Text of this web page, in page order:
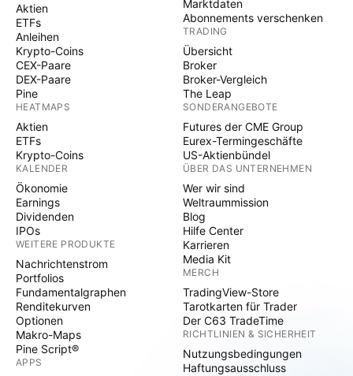
Aktien
ETFs
Anleihen
Krypto-Coins
CEX-Paare
DEX-Paare
Pine
HEATMAPS
Aktien
ETFs
Krypto-Coins
KALENDER
Ökonomie
Earnings
Dividenden
IPOs
WEITERE PRODUKTE
Nachrichtenstrom
Portfolios
Fundamentalgraphen
Renditekurven
Optionen
Makro-Maps
Pine Script®
APPS
Marktdaten
Abonnements verschenken
TRADING
Übersicht
Broker
Broker-Vergleich
The Leap
SONDERANGEBOTE
Futures der CME Group
Eurex-Termingeschäfte
US-Aktienbündel
ÜBER DAS UNTERNEHMEN
Wer wir sind
Weltraummission
Blog
Hilfe Center
Karrieren
Media Kit
MERCH
TradingView-Store
Tarotkarten für Trader
Der C63 TradeTime
RICHTLINIEN & SICHERHEIT
Nutzungsbedingungen
Haftungsausschluss